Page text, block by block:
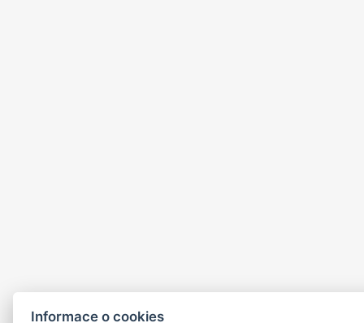
Informace o cookies